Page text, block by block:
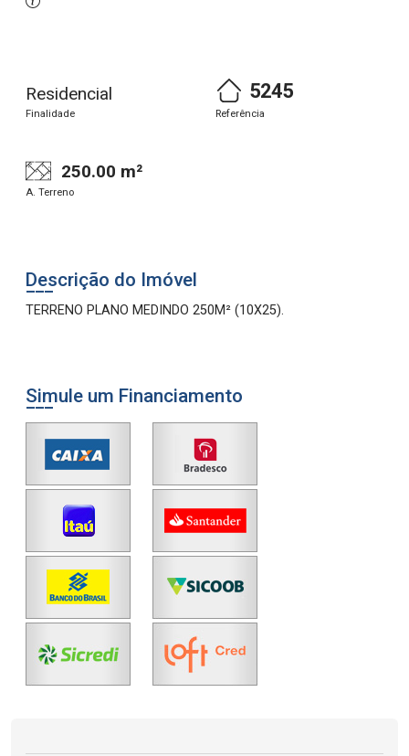
Residencial
Finalidade
5245
Referência
250.00 m²
A. Terreno
Descrição do Imóvel
TERRENO PLANO MEDINDO 250M² (10X25).
Simule um Financiamento